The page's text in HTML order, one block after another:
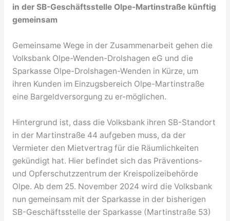
in der SB-Geschäftsstelle Olpe-Martinstraße künftig
gemeinsam
Gemeinsame Wege in der Zusammenarbeit gehen die
Volksbank Olpe-Wenden-Drolshagen eG und die
Sparkasse Olpe-Drolshagen-Wenden in Kürze, um
ihren Kunden im Einzugsbereich Olpe-Martinstraße
eine Bargeldversorgung zu er-möglichen.
Hintergrund ist, dass die Volksbank ihren SB-Standort
in der Martinstraße 44 aufgeben muss, da der
Vermieter den Mietvertrag für die Räumlichkeiten
gekündigt hat. Hier befindet sich das Präventions-
und Opferschutzzentrum der Kreispolizeibehörde
Olpe. Ab dem 25. November 2024 wird die Volksbank
nun gemeinsam mit der Sparkasse in der bisherigen
SB-Geschäftsstelle der Sparkasse (Martinstraße 53)